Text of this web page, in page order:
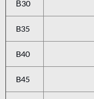
В30
B35
B40
B45